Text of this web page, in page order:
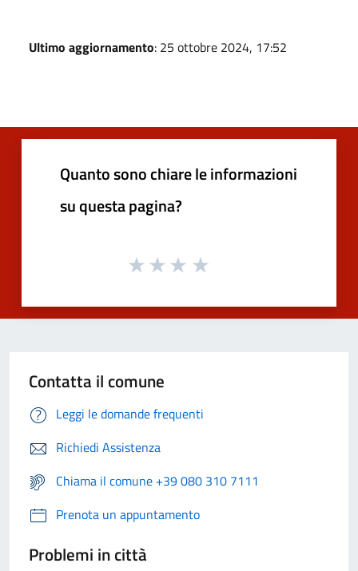
Ultimo aggiornamento: 25 ottobre 2024, 17:52
Quanto sono chiare le informazioni
su questa pagina?
Contatta il comune
Leggi le domande frequenti
Richiedi Assistenza
Chiama il comune +39 080 310 7111
Prenota un appuntamento
Problemi in città